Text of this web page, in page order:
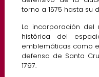
torno a 1575 hasta su
La incorporación
histórica del
emblemáticas como
defensa de Santa
1797.